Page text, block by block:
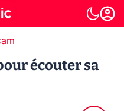
écouter sa